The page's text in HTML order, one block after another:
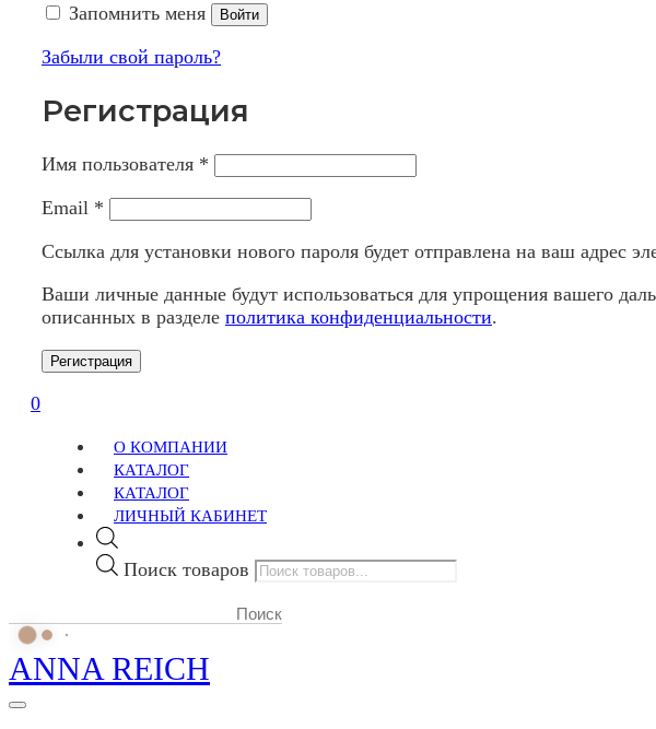
Запомнить меня
Войти
Забыли свой пароль?
Регистрация
Имя пользователя *
Email *
Ссылка для установки нового пароля будет отправлена ​​на ваш адрес
Ваши личные данные будут использоваться для упрощения вашего
описанных в разделе политика конфиденциальности.
Регистрация
0
О КОМПАНИИ
КАТАЛОГ
КАТАЛОГ
ЛИЧНЫЙ КАБИНЕТ
Поиск товаров
ANNA REICH